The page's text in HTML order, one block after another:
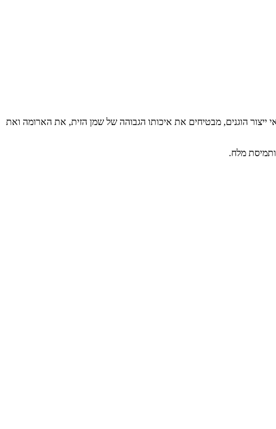
ייצור הוגנים, מבטיחים את איכותו הגבוהה של שמן הזית, את הארומה ואת